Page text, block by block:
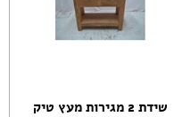
שידת 2 מגירות מעץ טיק